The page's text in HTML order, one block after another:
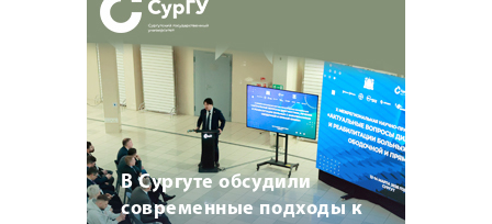
В Сургуте обсудили
современные подходы к